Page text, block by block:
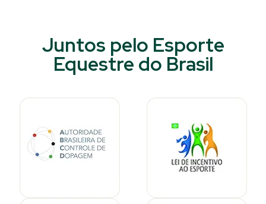
Juntos pelo Esporte
Equestre do Brasil​